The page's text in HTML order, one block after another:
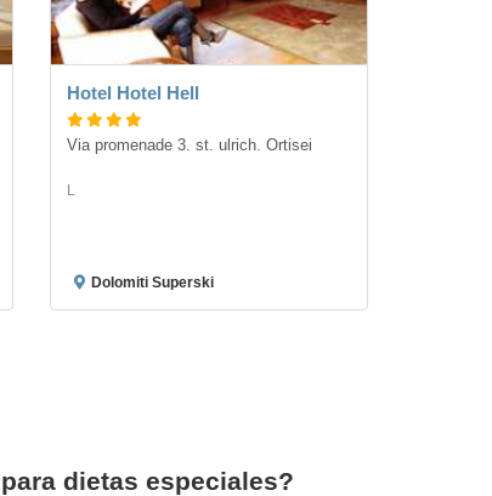
Hotel Hotel Hell
Via promenade 3. st. ulrich. Ortisei
L
Dolomiti Superski
dietas especiales?